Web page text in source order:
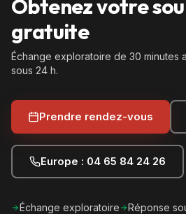
Obtenez votre
gratuite
Échange exploratoire de 30 minutes
sous 24 h.
Prendre rendez-vous
Europe : 04 65 84 24 26
Échange exploratoire
Réponse